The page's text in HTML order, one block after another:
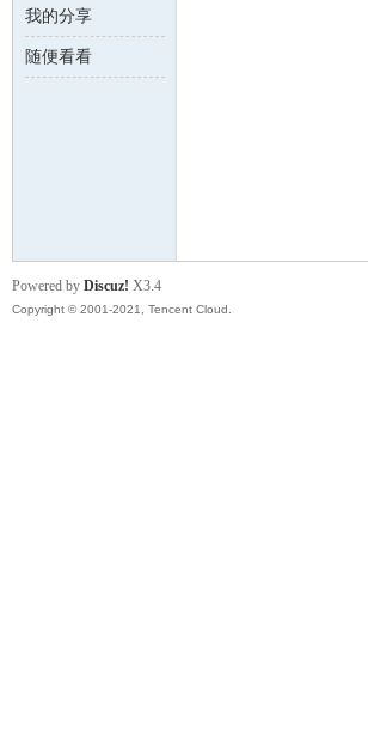
我的分享
随便看看
Powered by Discuz! X3.4
Copyright © 2001-2021, Tencent Cloud.